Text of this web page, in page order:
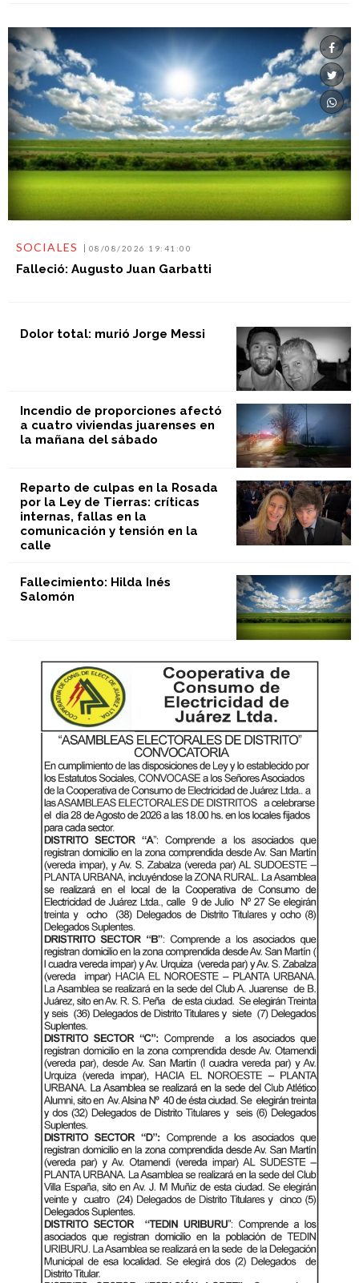
SOCIALES 08/08/2026 19:41:00
Falleció: Augusto Juan Garbatti
Dolor total: murió Jorge Messi
Incendio de proporciones afectó
a cuatro viviendas juarenses en
la mañana del sábado
Reparto de culpas en la Rosada
por la Ley de Tierras: críticas
internas, fallas en la
comunicación y tensión en la
calle
Fallecimiento: Hilda Inés
Salomón